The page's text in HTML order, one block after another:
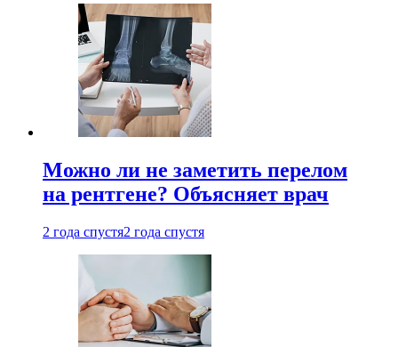
Можно ли не заметить перелом
на рентгене? Объясняет врач
2 года спустя2 года спустя